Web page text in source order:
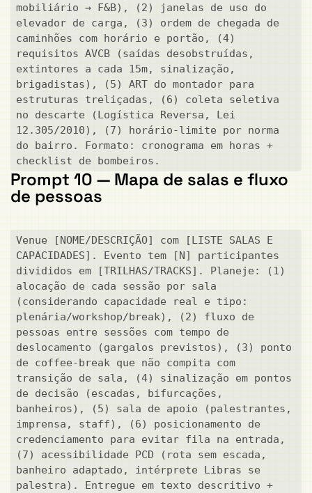
mobiliário → F&B), (2) janelas de uso do
elevador de carga, (3) ordem de chegada de
caminhões com horário e portão, (4)
requisitos AVCB (saídas desobstruídas,
extintores a cada 15m, sinalização,
brigadistas), (5) ART do montador para
estruturas treliçadas, (6) coleta seletiva
no descarte (Logística Reversa, Lei
12.305/2010), (7) horário-limite por norma
do bairro. Formato: cronograma em horas +
checklist de bombeiros.
Prompt 10 — Mapa de salas e fluxo
de pessoas
Venue [NOME/DESCRIÇÃO] com [LISTE SALAS E
CAPACIDADES]. Evento tem [N] participantes
divididos em [TRILHAS/TRACKS]. Planeje: (1)
alocação de cada sessão por sala
(considerando capacidade real e tipo:
plenária/workshop/break), (2) fluxo de
pessoas entre sessões com tempo de
deslocamento (gargalos previstos), (3) ponto
de coffee-break que não compita com
transição de sala, (4) sinalização em pontos
de decisão (escadas, bifurcações,
banheiros), (5) sala de apoio (palestrantes,
imprensa, staff), (6) posicionamento de
credenciamento para evitar fila na entrada,
(7) acessibilidade PCD (rota sem escada,
banheiro adaptado, intérprete Libras se
palestra). Entregue em texto descritivo +